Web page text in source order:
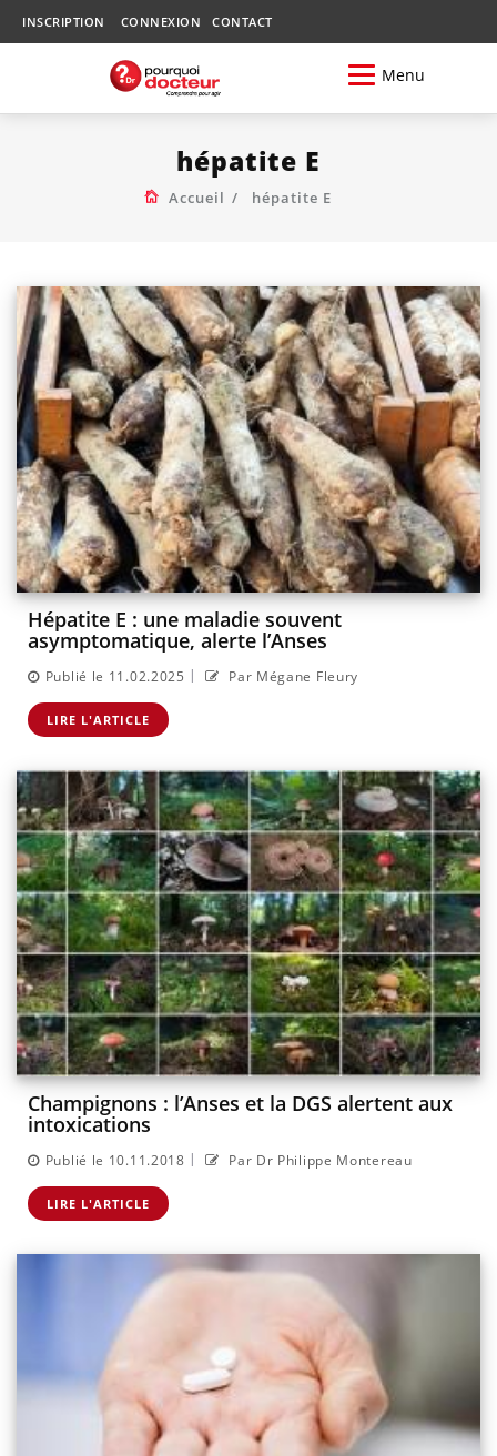
INSCRIPTION CONNEXION CONTACT
Menu
hépatite E
Accueil hépatite E
Hépatite E : une maladie souvent
asymptomatique, alerte l’Anses
Publié le 11.02.2025 | Par Mégane Fleury
LIRE L'ARTICLE
Champignons : l’Anses et la DGS alertent aux
intoxications
Publié le 10.11.2018 | Par Dr Philippe Montereau
LIRE L'ARTICLE